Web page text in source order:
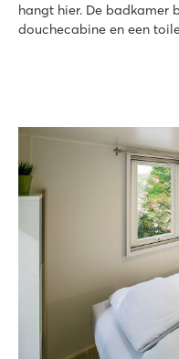
hangt hier. De badkamer
douchecabine en een